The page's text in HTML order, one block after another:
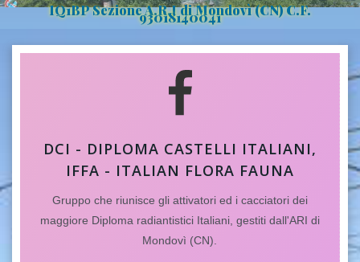
IQ1BP Sezione A.R.I di Mondovì (CN) C.F.
93018140041
DCI - DIPLOMA CASTELLI ITALIANI,
IFFA - ITALIAN FLORA FAUNA
Gruppo che riunisce gli attivatori ed i cacciatori dei
maggiore Diploma radiantistici Italiani, gestiti dall'ARI di
Mondovì (CN).